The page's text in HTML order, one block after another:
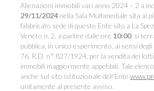
Alienazioni immobili vari anno 2024 – 2 a
29/11/2024 nella Sala Multimediale sita al
fabbricato sede di questo Ente sito a La
Veneto n. 2, a partire dalle ore 10:00, si
pubblica, in unico esperimento, ai sensi
76, R.D. n° 827/1924, per la vendita dei
immobili maggiormente appetibili. Tale
anche sul sito istituzionale dell’Ente
unitamente al presente avviso.